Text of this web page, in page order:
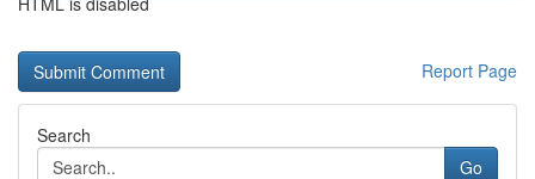
Report Page
Search
Go